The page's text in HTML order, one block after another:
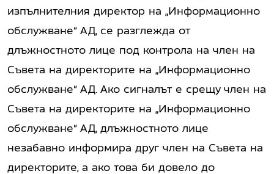
изпълнителния директор на „Информационно
обслужване“ АД, се разглежда от
длъжностното лице под контрола на член на
Съвета на директорите на „Информационно
обслужване“ АД. Ако сигналът е срещу член на
Съвета на директорите на „Информационно
обслужване“ АД, длъжностното лице
незабавно информира друг член на Съвета на
директорите, а ако това би довело до